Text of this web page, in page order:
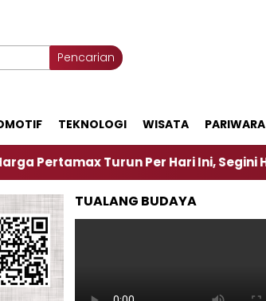
Pencarian
TEKNOLOGI WISATA PARIWARA
Turun Per Hari Ini, Segini Harganya
TUALANG BUDAYA